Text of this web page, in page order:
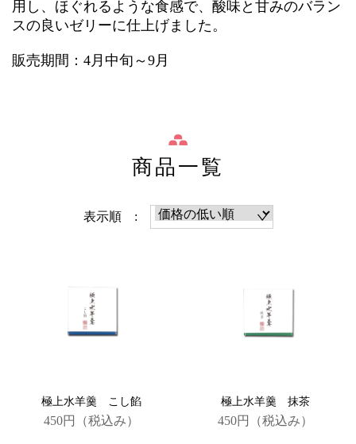
用し、ほぐれるような食感で、酸味と甘みのバラン
スの良いゼリーに仕上げました。
販売期間：4月中旬～9月
商品一覧
表示順 :
極上水羊羹 こし餡
450円 （税込み）
極上水羊羹 抹茶
450円 （税込み）